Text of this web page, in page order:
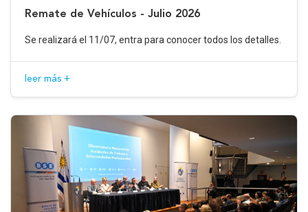
Remate de Vehículos - Julio 2026
Se realizará el 11/07, entra para conocer todos los detalles.
leer más +